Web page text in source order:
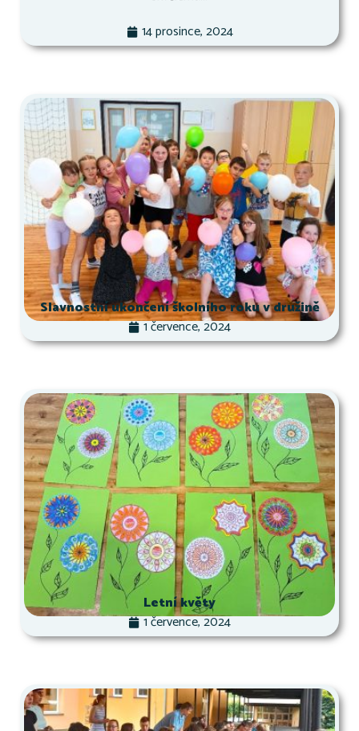
14 prosince, 2024
Slavnostní ukončení školního roku v družině
1 července, 2024
Letní květy
1 července, 2024